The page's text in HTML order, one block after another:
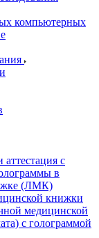
компьютерных
аттестация с
в
(ЛМК)
книжки
медицинской
с голограммой